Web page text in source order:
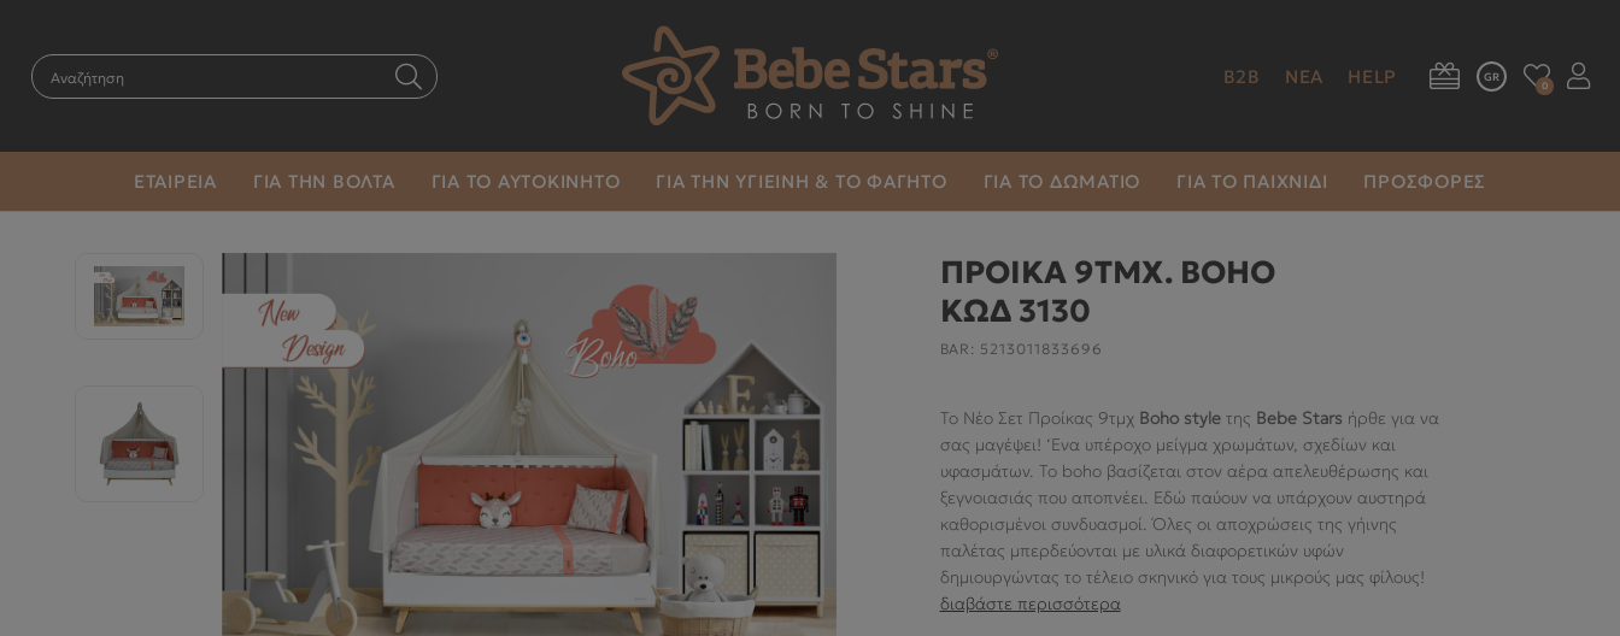
B2B ΝΕΑ HELP GR
0
ΕΤΑΙΡΕΙΑ ΓΙΑ ΤΗΝ ΒΟΛΤΑ ΓΙΑ ΤΟ ΑΥΤΟΚΙΝΗΤΟ ΓΙΑ ΤΗΝ ΥΓΙΕΙΝΉ & ΤΟ ΦΑΓΗΤΌ ΓΙΑ ΤΟ ΔΩΜΆΤΙΟ ΓΙΑ ΤΟ ΠΑΙΧΝΊΔΙ ΠΡΟΣΦΟΡΕΣ
ΠΡΟΙΚΑ 9ΤΜΧ. BOHO
ΚΩΔ 3130
BAR: 5213011833696
Το Νέο Σετ Προίκας 9τμχ Boho styleτης Bebe Stars ήρθε για να
σας μαγέψει! ‘Eνα υπέροχο μείγμα χρωμάτων, σχεδίων και
υφασμάτων. Το boho βασίζεται στον αέρα απελευθέρωσης και
ξεγνοιασιάς που αποπνέει. Εδώ παύουν να υπάρχουν αυστηρά
καθορισμένοι συνδυασμοί. Όλες οι αποχρώσεις της γήινης
παλέτας μπερδεύονται με υλικά διαφορετικών υφών
δημιουργώντας το τέλειο σκηνικό για τους μικρούς μας φίλους!
διαβάστε περισσότερα